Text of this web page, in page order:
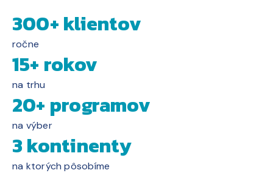
300+ klientov
ročne
15+ rokov
na trhu
20+ programov
na výber
3 kontinenty
na ktorých pôsobíme